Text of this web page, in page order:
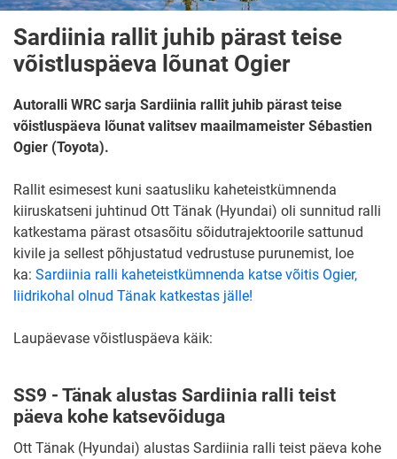
Sardiinia rallit juhib pärast teise
võistluspäeva lõunat Ogier
Autoralli WRC sarja Sardiinia rallit juhib pärast teise
võistluspäeva lõunat valitsev maailmameister Sébastien
Ogier (Toyota).
Rallit esimesest kuni saatusliku kaheteistkümnenda
kiiruskatseni juhtinud Ott Tänak (Hyundai) oli sunnitud ralli
katkestama pärast otsasõitu sõidutrajektoorile sattunud
kivile ja sellest põhjustatud vedrustuse purunemist, loe
ka: Sardiinia ralli kaheteistkümnenda katse võitis Ogier,
liidrikohal olnud Tänak katkestas jälle!
Laupäevase võistluspäeva käik:
SS9 - Tänak alustas Sardiinia ralli teist
päeva kohe katsevõiduga
Ott Tänak (Hyundai) alustas Sardiinia ralli teist päeva kohe